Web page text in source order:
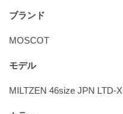
ブランド
MOSCOT
モデル
MILTZEN 46size JPN LTD-XI